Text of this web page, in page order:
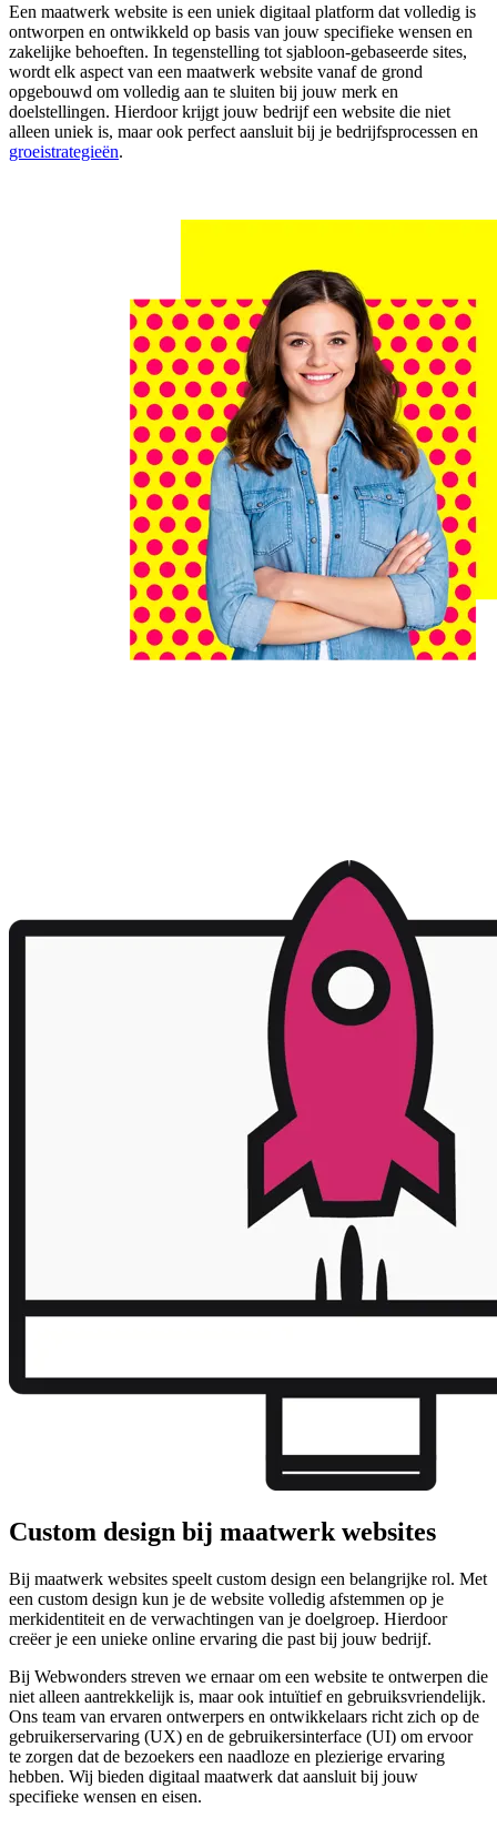
Een maatwerk website is een uniek digitaal platform dat volledig is
ontworpen en ontwikkeld op basis van jouw specifieke wensen en
zakelijke behoeften. In tegenstelling tot sjabloon-gebaseerde sites,
wordt elk aspect van een maatwerk website vanaf de grond
opgebouwd om volledig aan te sluiten bij jouw merk en
doelstellingen. Hierdoor krijgt jouw bedrijf een website die niet
alleen uniek is, maar ook perfect aansluit bij je bedrijfsprocessen en
groeistrategieën.
Custom design bij maatwerk websites
Bij maatwerk websites speelt custom design een belangrijke rol. Met
een custom design kun je de website volledig afstemmen op je
merkidentiteit en de verwachtingen van je doelgroep. Hierdoor
creëer je een unieke online ervaring die past bij jouw bedrijf.
Bij Webwonders streven we ernaar om een website te ontwerpen die
niet alleen aantrekkelijk is, maar ook intuïtief en gebruiksvriendelijk.
Ons team van ervaren ontwerpers en ontwikkelaars richt zich op de
gebruikerservaring (UX) en de gebruikersinterface (UI) om ervoor
te zorgen dat de bezoekers een naadloze en plezierige ervaring
hebben. Wij bieden digitaal maatwerk dat aansluit bij jouw
specifieke wensen en eisen.